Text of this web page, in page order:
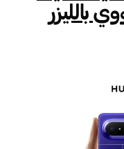
بالليزر